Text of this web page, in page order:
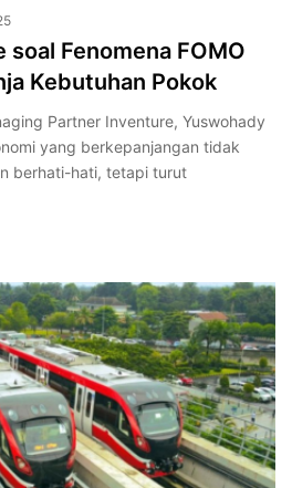
Fenomena FOMO
Kebutuhan Pokok
Partner Inventure, Yuswohady
yang berkepanjangan tidak
berhati-hati, tetapi turut